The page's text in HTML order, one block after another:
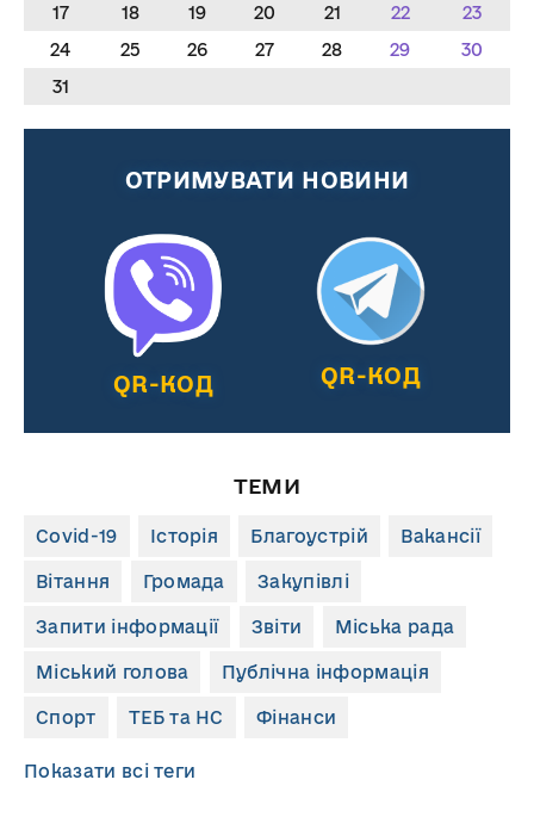
17
18 19 20 21 22
23
24
25 26 27 28 29
30
31
ОТРИМУВАТИ НОВИНИ
QR-КОД QR-КОД
ТЕМИ
Covid-19 Історія Благоустрій Вакансії
Вітання Громада Закупівлі
Запити інформації Звіти Міська рада
Міський голова Публічна інформація
Спорт ТЕБ та НС Фінанси
Показати всі теги